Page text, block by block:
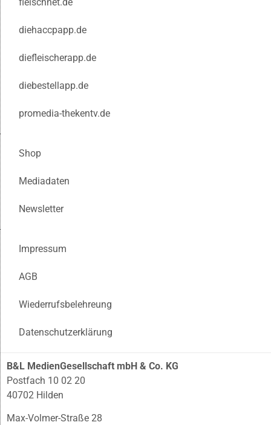
diehaccpapp.de
diefleischerapp.de
diebestellapp.de
promedia-thekentv.de
Shop
Mediadaten
Newsletter
Impressum
AGB
Wiederrufsbelehreung
Datenschutzerklärung
B&L MedienGesellschaft mbH & Co. KG
Postfach 10 02 20
40702 Hilden
Max-Volmer-Straße 28